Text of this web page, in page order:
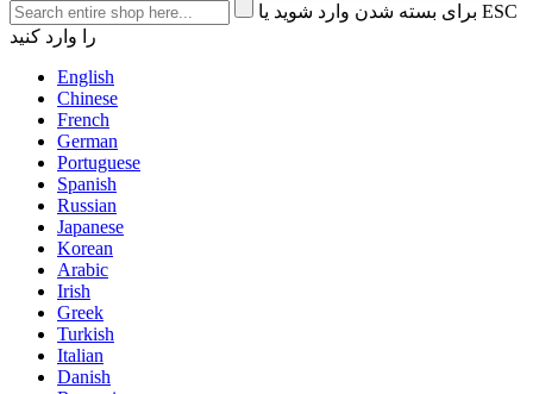
برای بسته شدن وارد شوید یا ESC
را وارد کنید
English
Chinese
French
German
Portuguese
Spanish
Russian
Japanese
Korean
Arabic
Irish
Greek
Turkish
Italian
Danish